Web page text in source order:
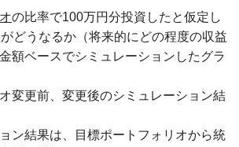
の比率で100万円分投資したと仮定し
どうなるか（将来的にどの程度の収益
額ベースでシミュレーションしたグラ
変更前、変更後のシミュレーション結
ン結果は、目標ポートフォリオから統